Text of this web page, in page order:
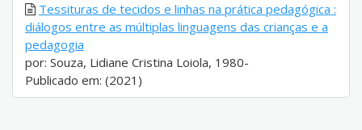
Tessituras de tecidos e linhas na prática pedagógica :
diálogos entre as múltiplas linguagens das crianças e a
pedagogia
por: Souza, Lidiane Cristina Loiola, 1980-
Publicado em: (2021)